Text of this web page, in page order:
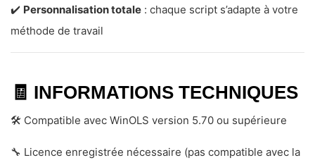
✔️ Personnalisation totale : chaque script s’adapte à votre
méthode de travail
🧾 INFORMATIONS TECHNIQUES
🛠️ Compatible avec WinOLS version 5.70 ou supérieure
🔧 Licence enregistrée nécessaire (pas compatible avec la